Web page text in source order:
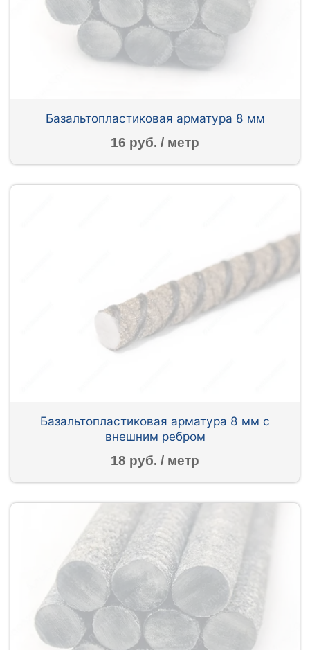
Базальтопластиковая арматура 8 мм
16 руб. / метр
Базальтопластиковая арматура 8 мм с
внешним ребром
18 руб. / метр